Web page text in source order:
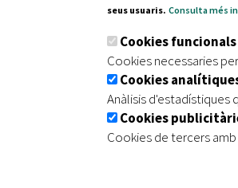
| Avís legal |
seus usuaris. Consulta més
Cookies funcionals
Cookies necessaries
Cookies
Anàlisis
Cookies
Cookies de tercers